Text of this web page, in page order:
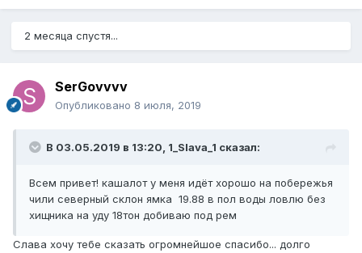
2 месяца спустя...
SerGovvvv
Опубликовано 8 июля, 2019
В 03.05.2019 в 13:20, 1_Slava_1 сказал:
Всем привет! кашалот у меня идёт хорошо на побережья
чили северный склон ямка 19.88 в пол воды ловлю без
хищника на уду 18тон добиваю под рем
Слава хочу тебе сказать огромнейшое спасибо... долго